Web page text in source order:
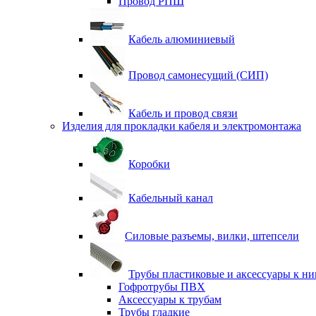
Кабель алюминиевый
Провод самонесущий (СИП)
Кабель и провод связи
Изделия для прокладки кабеля и электромонтажа
Коробки
Кабельный канал
Силовые разъемы, вилки, штепсели
Трубы пластиковые и аксессуары к
Гофротрубы ПВХ
Аксессуары к трубам
Трубы гладкие